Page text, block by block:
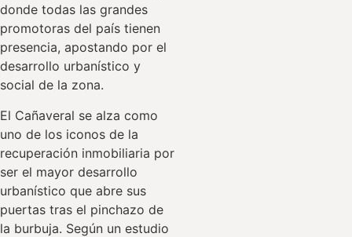
donde todas las grandes
promotoras del país tienen
presencia, apostando por el
desarrollo urbanístico y
social de la zona.
El Cañaveral se alza como
uno de los iconos de la
recuperación inmobiliaria por
ser el mayor desarrollo
urbanístico que abre sus
puertas tras el pinchazo de
la burbuja. Según un estudio